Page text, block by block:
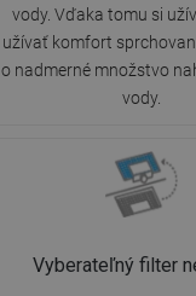
vody. Vďaka tomu si
užívať komfort
o nadmerné množstvo
vody.
Vyberateľný filter